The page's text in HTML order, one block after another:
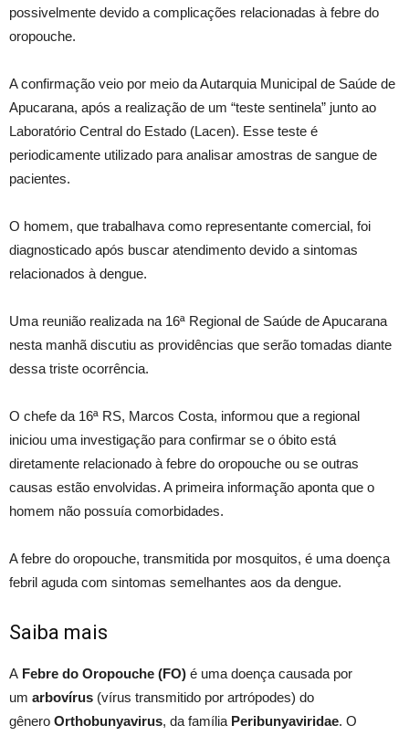
possivelmente devido a complicações relacionadas à febre do
oropouche.
A confirmação veio por meio da Autarquia Municipal de Saúde de
Apucarana, após a realização de um “teste sentinela” junto ao
Laboratório Central do Estado (Lacen). Esse teste é
periodicamente utilizado para analisar amostras de sangue de
pacientes.
O homem, que trabalhava como representante comercial, foi
diagnosticado após buscar atendimento devido a sintomas
relacionados à dengue.
Uma reunião realizada na 16ª Regional de Saúde de Apucarana
nesta manhã discutiu as providências que serão tomadas diante
dessa triste ocorrência.
O chefe da 16ª RS, Marcos Costa, informou que a regional
iniciou uma investigação para confirmar se o óbito está
diretamente relacionado à febre do oropouche ou se outras
causas estão envolvidas. A primeira informação aponta que o
homem não possuía comorbidades.
A febre do oropouche, transmitida por mosquitos, é uma doença
febril aguda com sintomas semelhantes aos da dengue.
Saiba mais
A Febre do Oropouche (FO) é uma doença causada por
um arbovírus (vírus transmitido por artrópodes) do
gênero Orthobunyavirus, da família Peribunyaviridae. O